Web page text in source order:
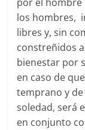
por el hombre
los hombres,
libres y, sin
constreñidos
bienestar por
en caso de
temprano y
soledad, será
en conjunto